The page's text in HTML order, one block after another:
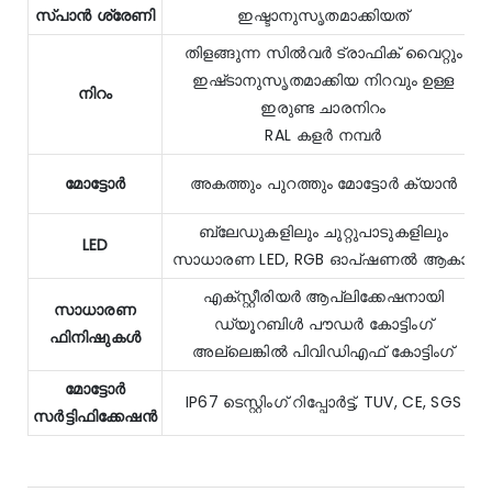
സ്പാൻ ശ്രേണി
ഇഷ്ടാനുസൃതമാക്കിയത്
നിറം
തിളങ്ങുന്ന സിൽവർ ട്രാഫിക് വൈറ്റും
ഇഷ്‌ടാനുസൃതമാക്കിയ നിറവും ഉള്ള
ഇരുണ്ട ചാരനിറം
RAL കളർ നമ്പർ
മോട്ടോർ അകത്തും പുറത്തും മോട്ടോർ ക്യാൻ
LED
ബ്ലേഡുകളിലും ചുറ്റുപാടുകളിലും
സാധാരണ LED, RGB ഓപ്ഷണൽ ആകാം
സാധാരണ
ഫിനിഷുകൾ
എക്സ്റ്റീരിയർ ആപ്ലിക്കേഷനായി
ഡ്യൂറബിൾ പൗഡർ കോട്ടിംഗ്
അല്ലെങ്കിൽ പിവിഡിഎഫ് കോട്ടിംഗ്
മോട്ടോർ
സർട്ടിഫിക്കേഷൻ
IP67 ടെസ്റ്റിംഗ് റിപ്പോർട്ട്, TUV, CE, SGS